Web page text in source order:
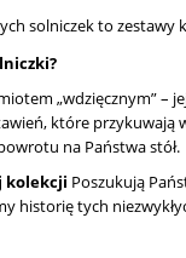
solniczek to
„wdzięcznym” –
które
na Państwa stół.
kolekcji Poszukują
historię tych